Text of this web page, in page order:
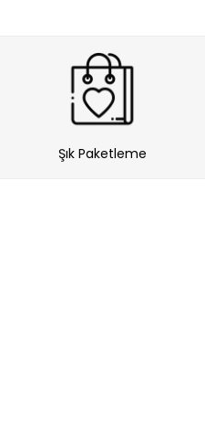
Şık Paketleme